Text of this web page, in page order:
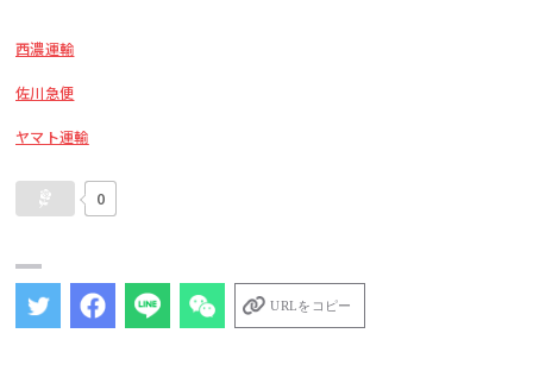
西濃運輸
佐川急便
ヤマト運輸
0
URLをコピー